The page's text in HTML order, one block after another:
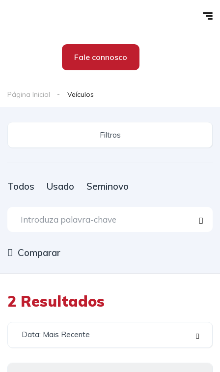
Fale connosco
Página Inicial Veículos
Filtros
Todos Usado Seminovo
Comparar
2 Resultados
Data: Mais Recente